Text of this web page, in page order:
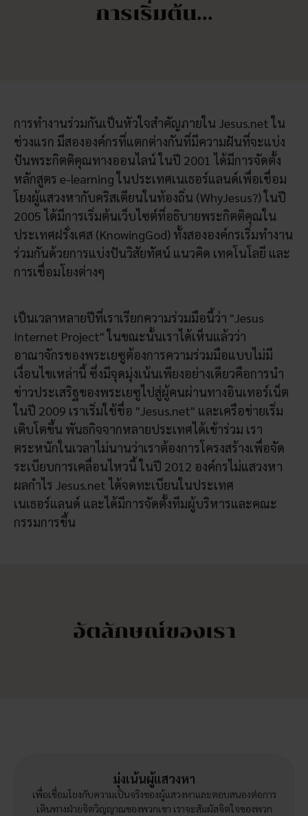
การเริ่มต้น...
การทำงานร่วมกันเป็นหัวใจสำคัญภายใน Jesus.net ใน
ช่วงแรก มีสององค์กรที่แตกต่างกันที่มีความฝันที่จะแบ่ง
ปันพระกิตติคุณทางออนไลน์ ในปี 2001 ได้มีการจัดตั้ง
หลักสูตร e-learning ในประเทศเนเธอร์แลนด์เพื่อเชื่อม
โยงผู้แสวงหากับคริสเตียนในท้องถิ่น (WhyJesus?) ในปี
2005 ได้มีการเริ่มต้นเว็บไซต์ที่อธิบายพระกิตติคุณใน
ประเทศฝรั่งเศส (KnowingGod) ทั้งสององค์กรเริ่มทำงาน
ร่วมกันด้วยการแบ่งปันวิสัยทัศน์ แนวคิด เทคโนโลยี และ
การเชื่อมโยงต่างๆ
เป็นเวลาหลายปีที่เราเรียกความร่วมมือนี้ว่า "Jesus
Internet Project" ในขณะนั้นเราได้เห็นแล้วว่า
อาณาจักรของพระเยซูต้องการความร่วมมือแบบไม่มี
เงื่อนไขเหล่านี้ ซึ่งมีจุดมุ่งเน้นเพียงอย่างเดียวคือการนำ
ข่าวประเสริฐของพระเยซูไปสู่ผู้คนผ่านทางอินเทอร์เน็ต
ในปี 2009 เราเริ่มใช้ชื่อ "Jesus.net" และเครือข่ายเริ่ม
เติบโตขึ้น พันธกิจจากหลายประเทศได้เข้าร่วม เรา
ตระหนักในเวลาไม่นานว่าเราต้องการโครงสร้างเพื่อจัด
ระเบียบการเคลื่อนไหวนี้ ในปี 2012 องค์กรไม่แสวงหา
ผลกำไร Jesus.net ได้จดทะเบียนในประเทศ
เนเธอร์แลนด์ และได้มีการจัดตั้งทีมผู้บริหารและคณะ
กรรมการขึ้น
อัตลักษณ์ของเรา
มุ่งเน้นผู้แสวงหา
เพื่อเชื่อมโยงกับความเป็นจริงของผู้แสวงหาและตอบสนองต่อการ
เดินทางฝ่ายจิตวิญญาณของพวกเขา เราจะสัมผัสจิตใจของพวก